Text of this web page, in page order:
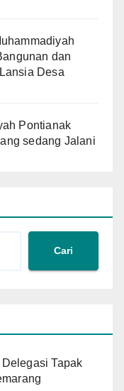
dan
Desa
Pontianak
sedang Jalani
Cari
Tapak